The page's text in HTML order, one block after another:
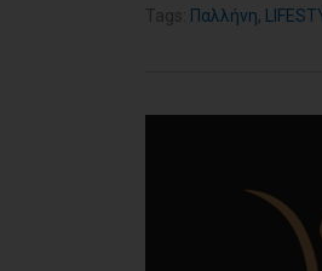
Tags: Παλλήνη,